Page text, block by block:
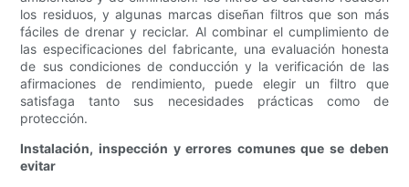
los residuos, y algunas marcas diseñan filtros que son más
fáciles de drenar y reciclar. Al combinar el cumplimiento de
las especificaciones del fabricante, una evaluación honesta
de sus condiciones de conducción y la verificación de las
afirmaciones de rendimiento, puede elegir un filtro que
satisfaga tanto sus necesidades prácticas como de
protección.
Instalación, inspección y errores comunes que se deben
evitar